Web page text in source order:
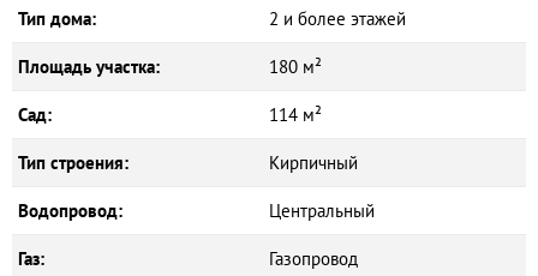
Тип дома: 2 и более этажей
Площадь участка: 180 м²
Сад: 114 м²
Тип строения: Кирпичный
Водопровод: Центральный
Газ: Газопровод